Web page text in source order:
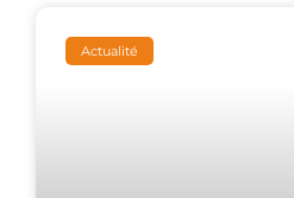
Actualité